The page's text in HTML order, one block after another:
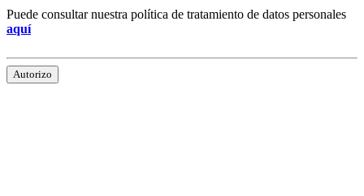
Puede consultar nuestra política de tratamiento de datos personales
aquí
Autorizo